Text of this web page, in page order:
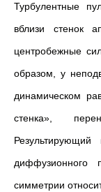
Турбулентные
вблизи стенок
центробежные
образом, у
динамическом
стенка»,
симметрии